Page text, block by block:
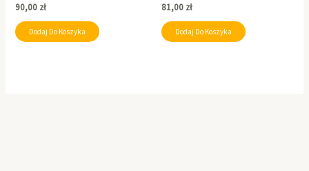
90,00 zł
Dodaj Do Koszyka
81,00 zł
Dodaj Do Koszyka